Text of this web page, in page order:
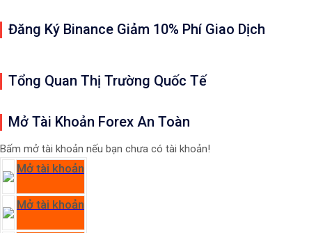
Đăng Ký Binance Giảm 10% Phí Giao Dịch
Tổng Quan Thị Trường Quốc Tế
Mở Tài Khoản Forex An Toàn
Bấm mở tài khoản nếu bạn chưa có tài khoản!
Mở tài khoản
Mở tài khoản